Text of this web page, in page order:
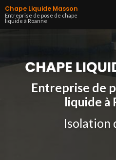
Aller
au
contenu
Chape Liquide Masson
Entreprise de pose de chape
liquide à Roanne
Entreprise de
liquide à
Isolation